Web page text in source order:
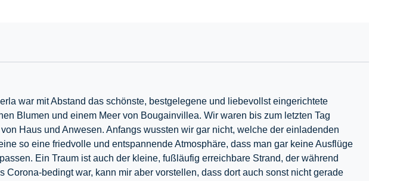
war mit Abstand das schönste, bestgelegene und liebevollst eingerichtete
Blumen und einem Meer von Bougainvillea. Wir waren bis zum letzten Tag
Haus und Anwesen. Anfangs wussten wir gar nicht, welche der einladenden
so eine friedvolle und entspannende Atmosphäre, dass man gar keine Ausflüge
Ein Traum ist auch der kleine, fußläufig erreichbare Strand, der während
bedingt war, kann mir aber vorstellen, dass dort auch sonst nicht gerade